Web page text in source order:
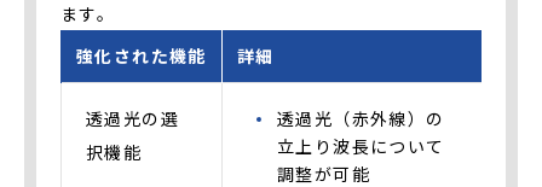
ます。
強化された機能
詳細
透過光の選
択機能
透過光（赤外線）の
立上り波長について
調整が可能